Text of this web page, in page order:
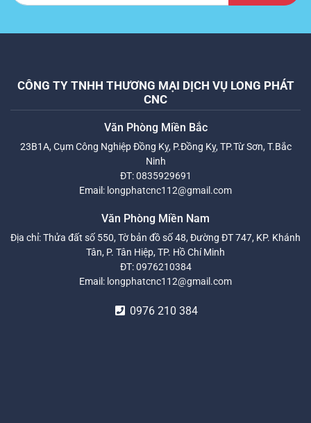
CÔNG TY TNHH THƯƠNG MẠI DỊCH VỤ LONG PHÁT
CNC
Văn Phòng Miền Bắc
23B1A, Cụm Công Nghiệp Đồng Kỵ, P.Đồng Kỵ, TP.Từ Sơn, T.Bắc
Ninh
ĐT:0835929691
Email: longphatcnc112@gmail.com
Văn Phòng Miền Nam
Địa chỉ: Thửa đất số 550, Tờ bản đồ số 48, Đường ĐT 747, KP. Khánh
Tân, P. Tân Hiệp, TP. Hồ Chí Minh
ĐT:0976210384
Email: longphatcnc112@gmail.com
0976 210 384